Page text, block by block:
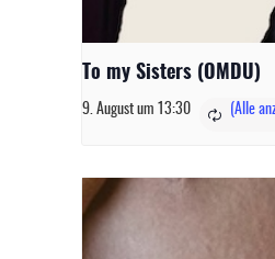
To my Sisters (OMDU)
9. August um 13:30